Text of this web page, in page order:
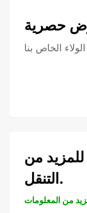
حصرية
الخاص بنا
من
التنقل.
من المعلومات